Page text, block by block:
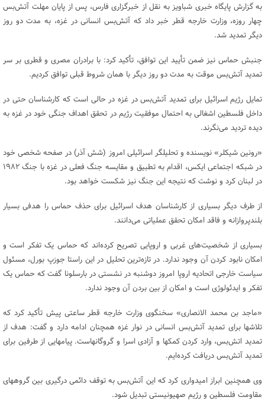
به گزارش پایگاه خبری شباویز به نقل از خبرگزاری فارس، پس از پایان مهلت آتش‌بس
چهار روزه، وزارت خارجه قطر خبر داد که آتش‌بس انسانی در غزه، به مدت دو روز
دیگر تمدید شد.
جنبش حماس نیز ضمن تأیید این توافق، تأکید کرد: با برادران مصری و قطری بر سر
تمدید آتش‌بس موقت به مدت دو روز دیگر با همان شروط قبلی توافق کردیم.
تمایل رژیم اسرائیل برای تمدید آتش‌بس در غزه در حالی است که کارشناسان حتی در
داخل فلسطین اشغالی به احتمال موفقیت رژیم در تحقق اهداف جنگی خود در غزه به
دیده تردید می‌نگرند.
«رونین شیکلر» نویسنده و تحلیلگر اسرائیلی امروز (شش آذر) در صفحه شخصی خود
در شبکه اجتماعی ایکس، اقدام به تطبیق و مقایسه جنگ فعلی در غزه با جنگ ۱۹۸۲
در لبنان کرد و نوشت که نتیجه این جنگ نیز شکست خواهد بود.
از طرف دیگر بسیاری از کارشناسان هدف اسرائیل برای حذف حماس را هدفی بسیار
بلندپروازانه و فاقد امکان تحقق عملیاتی می‌دانند.
بسیاری از شخصیت‌های غربی و اروپایی تصریح کرده‌اند که حماس یک تفکر است و
امکان نابود کردن آن وجود ندارد. در تازه‌ترین تحلیل در این راستا جوزپ بورل، مسئول
سیاست خارجی اتحادیه اروپا امروز دوشنبه در نشستی در بارسلونا گفت که حماس یک
تفکر و ایدئولوژی است و امکان از بین بردن آن وجود ندارد.
«ماجد بن محمد الانصاری» سخنگوی وزارت خارجه قطر ساعتی پیش تأکید کرد که
تلاشها برای تمدید آتش‌بس انسانی در نوار غزه همچنان ادامه دارد و گفت: هدف از
تمدید اتش‌بس، وارد کردن کمکها و آزادی اسرا و گروگانهاست. پیامهایی از طرفین برای
تمدید آتش‌بس دریافت کرده‌ایم.
وی همچنین ابراز امیدواری کرد که این آتش‌بس به توقف دائمی درگیری بین گروههای
مقاومت فلسطین و رژیم صهیونیستی تبدیل شود.